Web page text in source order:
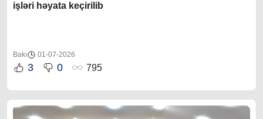
işləri həyata keçirilib
Bakı 01-07-2026
3 0 795